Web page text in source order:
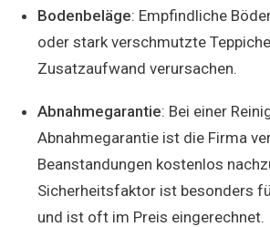
Bodenbeläge: Empfindliche
oder stark verschmutzte
Zusatzaufwand verursachen.
Abnahmegarantie: Bei einer
Abnahmegarantie ist die Firma
Beanstandungen kostenlos
Sicherheitsfaktor ist besonders
und ist oft im Preis eingerechnet.